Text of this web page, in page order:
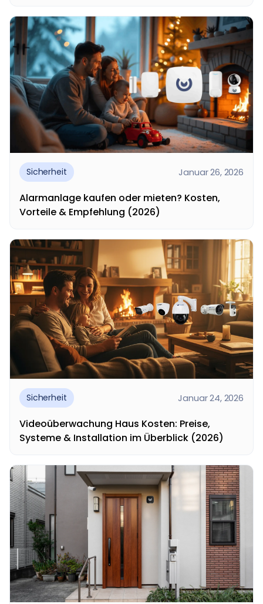
wichtigsten Maßnahmen, um Haus, Familie und
Eigentum...
Sicherheit Januar 26, 2026
Alarmanlage kaufen oder mieten? Kosten,
Vorteile & Empfehlung (2026)
ist besser für Hausbesitzer? Diese Frage stellen
sich...
Sicherheit Januar 24, 2026
Videoüberwachung Haus Kosten: Preise,
Systeme & Installation im Überblick (2026)
stellen sich viele Hausbesitzer, wenn sie ihr Zuhause
besser...